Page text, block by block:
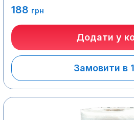
188 грн
Додати у
Замовити в